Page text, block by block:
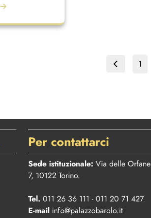
Page
1
Per contattarci
Sede istituzionale: Via delle Orfane
7, 10122 Torino.
Tel. 011 26 36 111 - 011 20 71 427
E-mail info@palazzobarolo.it